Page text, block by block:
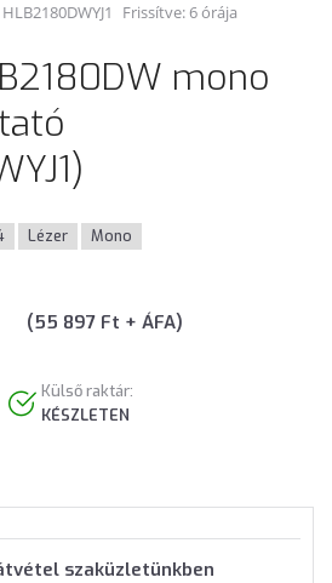
HLB2180DWYJ1 Frissítve: 6 órája
mono
Lézer Mono
(55 897 Ft + ÁFA)
Külső raktár:
KÉSZLETEN
szaküzletünkben